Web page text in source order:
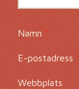
Namn *
E-postadress *
Webbplats